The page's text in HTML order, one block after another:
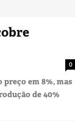
0
em 8%, mas
de 40%